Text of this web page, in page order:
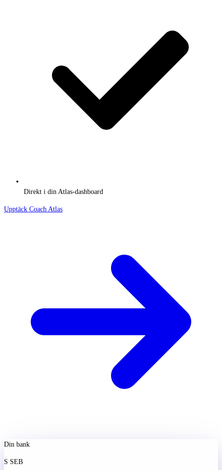
Direkt i din Atlas-dashboard
Upptäck Coach Atlas
Din bank
S SEB